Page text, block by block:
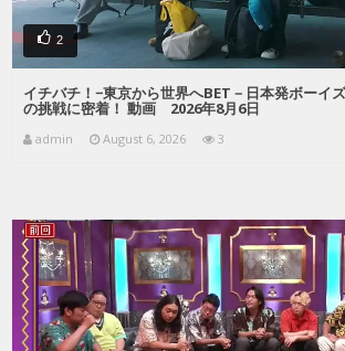
2
イチバチ！−東京から世界へBET－日本発ボーイ
の挑戦に密着！ 動画 2026年8月6日
admin August 6, 2026 3